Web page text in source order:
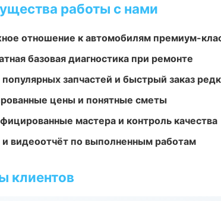
работы с нами
отношение к автомобилям премиум-
базовая диагностика при ремонте
запчастей и быстрый заказ
цены и понятные сметы
мастера и контроль качества
видеоотчёт по выполненным работам
клиентов